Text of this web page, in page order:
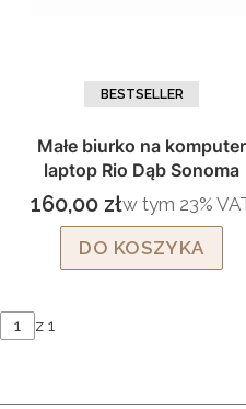
BESTSELLER
Małe biurko na komputer
laptop Rio Dąb Sonoma
Cena brutto
160,00 złw tym %s VAT
w tym 23%
DO KOSZYKA
z 1